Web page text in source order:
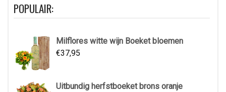
POPULAIR:
Milflores witte wijn Boeket bloemen
€37,95
Uitbundig herfstboeket brons oranje